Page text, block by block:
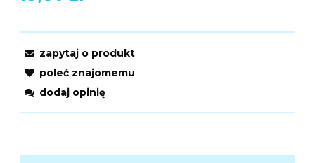
zapytaj o produkt
poleć znajomemu
dodaj opinię